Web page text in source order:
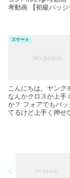
考動画 【初級バッ
スケート
こんにちは。ヤング
なんかクロスが上手
か？ フォアでもバ
てるけど上手く押せ